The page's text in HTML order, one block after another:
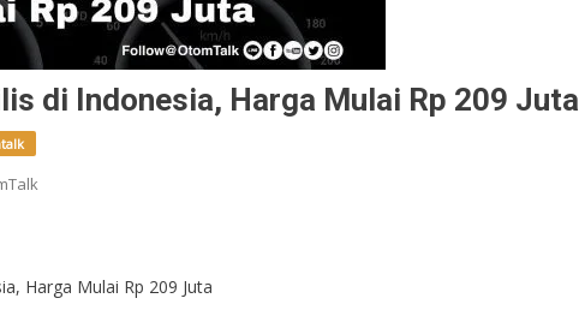
di Indonesia, Harga Mulai Rp 209 Juta
Harga Mulai Rp 209 Juta